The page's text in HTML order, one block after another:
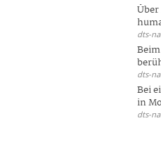
dts-
dts-
Bei
in
dts-